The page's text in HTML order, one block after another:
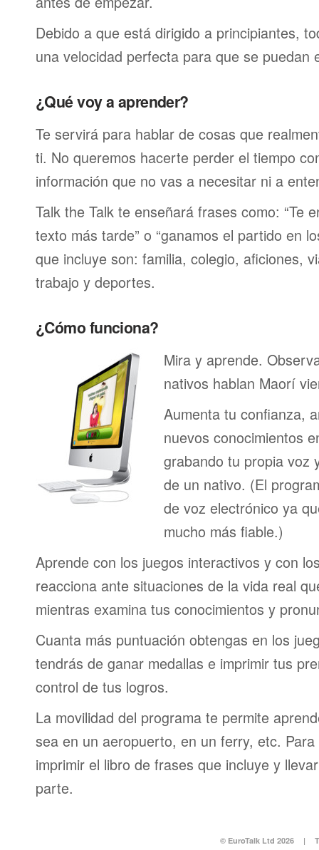
Debido a que está dirigido a principiantes,
una velocidad perfecta para que se puedan
¿Qué voy a aprender?
Te servirá para hablar de cosas que
ti. No queremos hacerte perder el tiempo
información que no vas a necesitar ni a
Talk the Talk te enseñará frases como: “Te
texto más tarde” o “ganamos el partido en
que incluye son: familia, colegio, aficiones,
trabajo y deportes.
¿Cómo funciona?
Mira y aprende.
nativos hablan Maorí
Aumenta tu confianza,
nuevos conocimientos
grabando tu propia voz
de un nativo. (El
de voz electrónico ya
mucho más fiable.)
Aprende con los juegos interactivos y con
reacciona ante situaciones de la vida real
mientras examina tus conocimientos y
Cuanta más puntuación obtengas en los
tendrás de ganar medallas e imprimir tus
control de tus logros.
La movilidad del programa te permite
sea en un aeropuerto, en un ferry, etc.
imprimir el libro de frases que incluye y
parte.
© EuroTalk Ltd 2026 |